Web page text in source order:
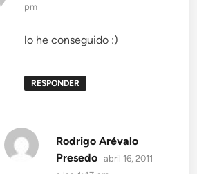
pm
lo he conseguido :)
RESPONDER
Rodrigo Arévalo
Presedo dice:
abril 16, 2011